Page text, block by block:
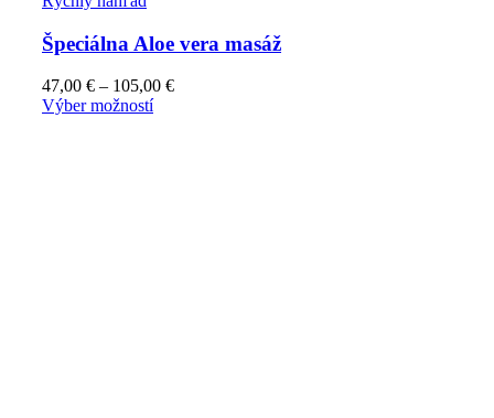
Špeciálna Aloe vera masáž
47,00 € – 105,00 €
Výber možností